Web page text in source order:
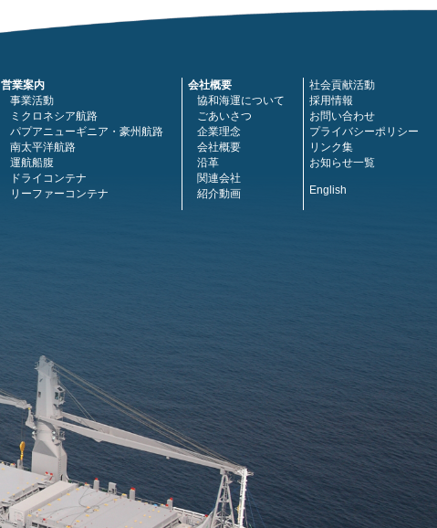
営業案内
事業活動
ミクロネシア航路
パプアニューギニア・豪州航路
南太平洋航路
運航船腹
ドライコンテナ
リーファーコンテナ
会社概要
協和海運について
ごあいさつ
企業理念
会社概要
沿革
関連会社
紹介動画
社会貢献活動
採用情報
お問い合わせ
プライバシーポリシー
リンク集
お知らせ一覧
English